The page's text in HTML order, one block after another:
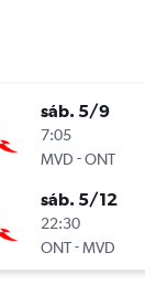
sáb. 5/9
7:05
MVD -ONT
sáb. 5/12
22:30
ONT-MVD